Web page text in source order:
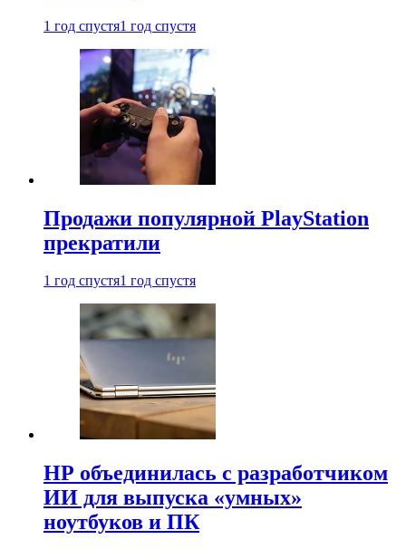
1 год спустя1 год спустя
Продажи популярной PlayStation
прекратили
1 год спустя1 год спустя
HP объединилась с разработчиком
ИИ для выпуска «умных»
ноутбуков и ПК